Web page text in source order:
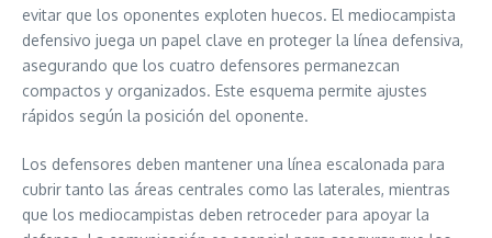
evitar que los oponentes exploten huecos. El mediocampista
defensivo juega un papel clave en proteger la línea defensiva,
asegurando que los cuatro defensores permanezcan
compactos y organizados. Este esquema permite ajustes
rápidos según la posición del oponente.
Los defensores deben mantener una línea escalonada para
cubrir tanto las áreas centrales como las laterales, mientras
que los mediocampistas deben retroceder para apoyar la